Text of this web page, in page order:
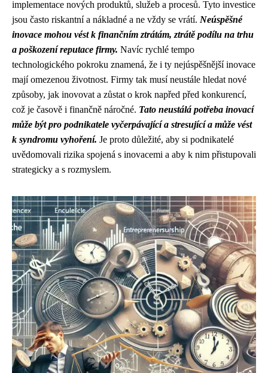
implementace nových produktů, služeb a procesů. Tyto investice
jsou často riskantní a nákladné a ne vždy se vrátí. Neúspěšné
inovace mohou vést k finančním ztrátám, ztrátě podílu na trhu
a poškození reputace firmy. Navíc rychlé tempo
technologického pokroku znamená, že i ty nejúspěšnější inovace
mají omezenou životnost. Firmy tak musí neustále hledat nové
způsoby, jak inovovat a zůstat o krok napřed před konkurencí,
což je časově i finančně náročné. Tato neustálá potřeba inovací
může být pro podnikatele vyčerpávající a stresující a může vést
k syndromu vyhoření. Je proto důležité, aby si podnikatelé
uvědomovali rizika spojená s inovacemi a aby k nim přistupovali
strategicky a s rozmyslem.